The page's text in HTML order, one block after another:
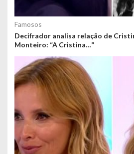
Famosos
Decifrador analisa relação de
Monteiro: “A Cristina…”